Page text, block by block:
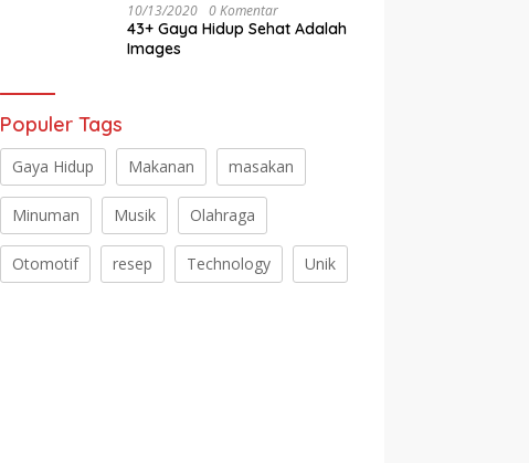
10/13/2020 0 Komentar
43+ Gaya Hidup Sehat Adalah
Images
Populer Tags
Gaya Hidup Makanan masakan
Minuman Musik Olahraga
Otomotif resep Technology Unik